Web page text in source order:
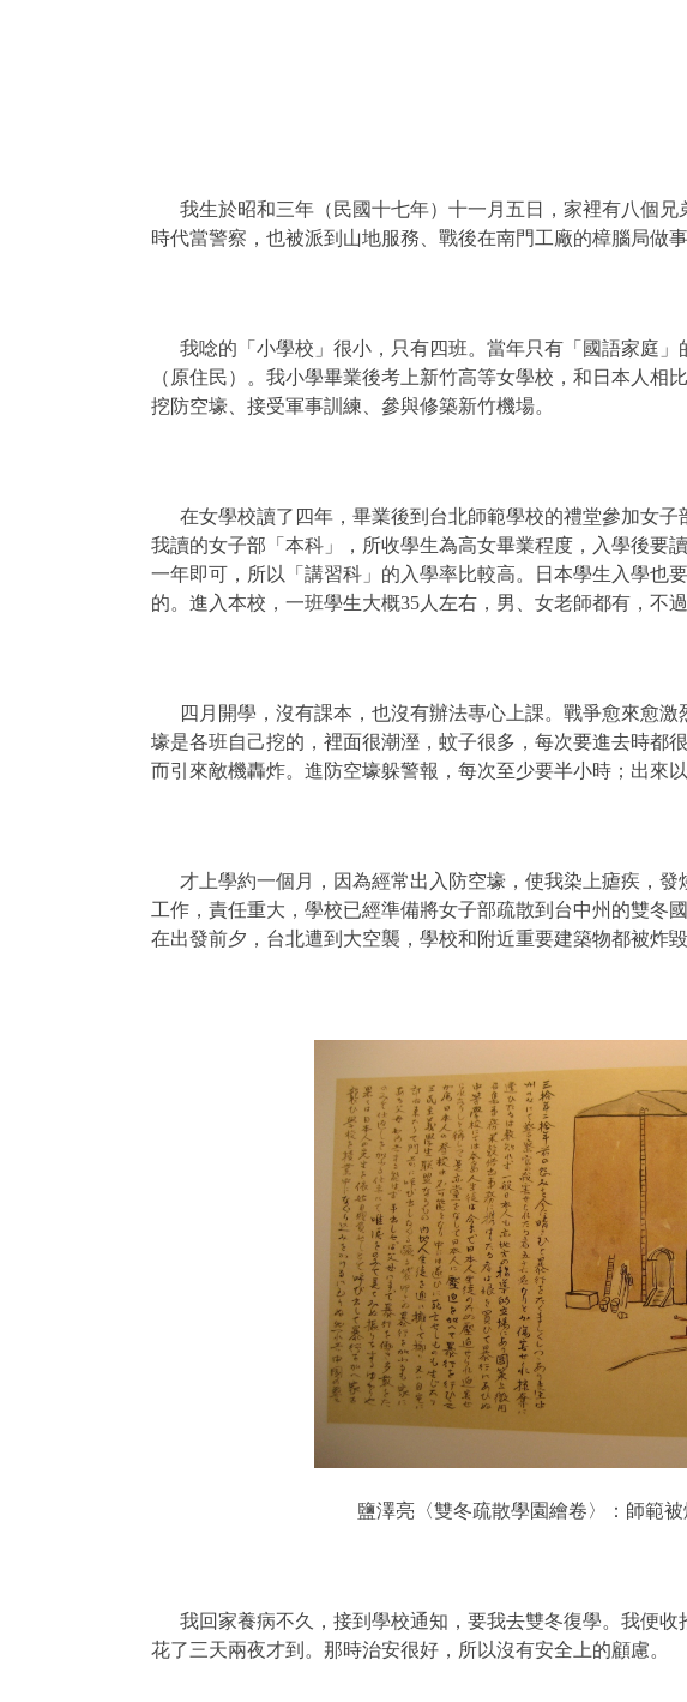
我生於昭和三年（民國十七年） 十一月五日，家裡有八個
時代當警察，也被派到山地服務、戰後在南門工廠的樟腦局做
我唸的「小學校」很小，只有四班。當年只有「國語家庭
（原住民）。我小學畢業後考上新竹高等女學校，和日本人相
挖防空壕、接受軍事訓練、參與修築新竹機場。
在女學校讀了四年，畢業後到台北師範學校的禮堂參加女
我讀的女子部「本科」，所收學生為高女畢業程度，入學後要
一年即可，所以「講習科」的入學率比較高。日本學生入學也
的。進入本校，一班學生大概35 人左右，男、女老師都有，不
四月開學，沒有課本，也沒有辦法專心上課。戰爭愈來愈
壕是各班自己挖的，裡面很潮溼，蚊子很多，每次要進去時都
而引來敵機轟炸。進防空壕躲警報，每次至少要半小時；出來
才上學約一個月，因為經常出入防空壕，使我染上瘧疾，
工作，責任重大，學校已經準備將女子部疏散到台中州的雙冬
在出發前夕，台北遭到大空襲，學校和附近重要建築物都被炸
鹽澤亮〈雙冬疏散學園繪卷〉：師範被
我回家養病不久，接到學校通知，要我去雙冬復學。我便
花了三天兩夜才到。那時治安很好，所以沒有安全上的顧慮。